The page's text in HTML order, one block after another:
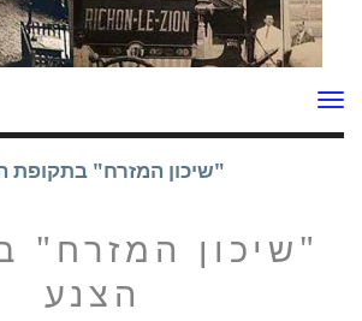
תפריט
"שיכון המזרח" בתקופת
"שיכון המזרח"
הצנע